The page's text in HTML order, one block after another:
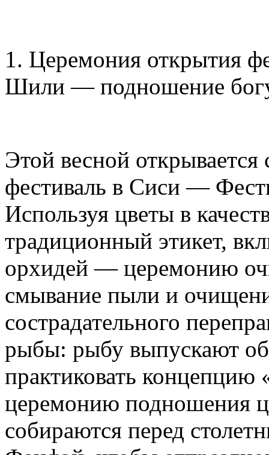
1. Церемония открытия
Шили — подношение
Этой весной
фестиваль в Сиси —
Используя цветы в
традиционный этикет,
орхидей — церемонию
смывание пыли и
сострадательного
рыбы: рыбу выпускают
практиковать концепцию
церемонию подношения
собираются перед